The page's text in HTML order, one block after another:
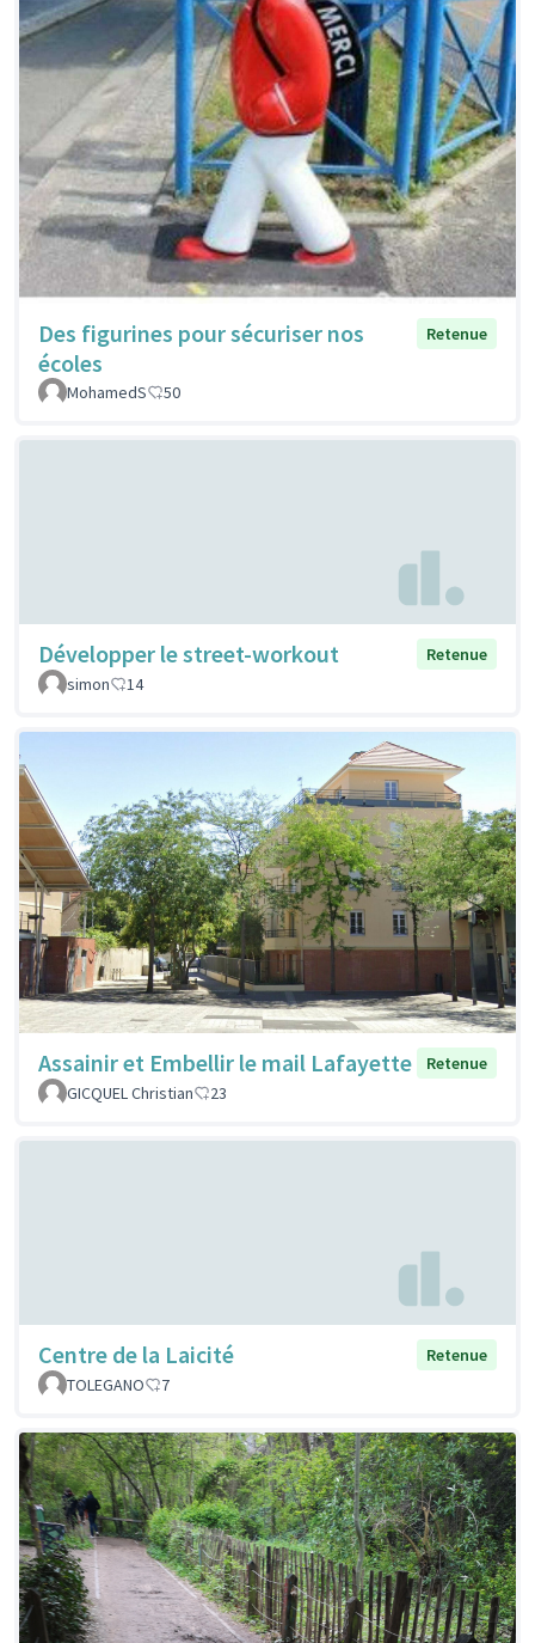
Des figurines pour sécuriser nos
écoles
Retenue
MohamedS 50
Développer le street-workout
Retenue
simon
14
Assainir et Embellir le mail Lafayette
Retenue
GICQUEL Christian
23
Centre de la Laicité
Retenue
TOLEGANO
7